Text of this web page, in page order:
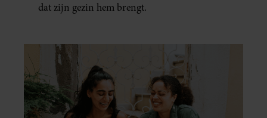
dat zijn gezin hem brengt.